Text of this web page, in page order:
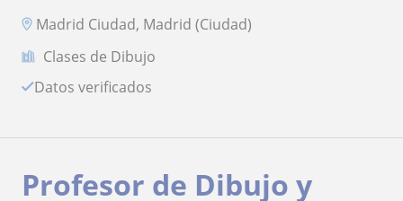
Madrid Ciudad, Madrid (Ciudad)
Clases de Dibujo
Datos verificados
Profesor de Dibujo y